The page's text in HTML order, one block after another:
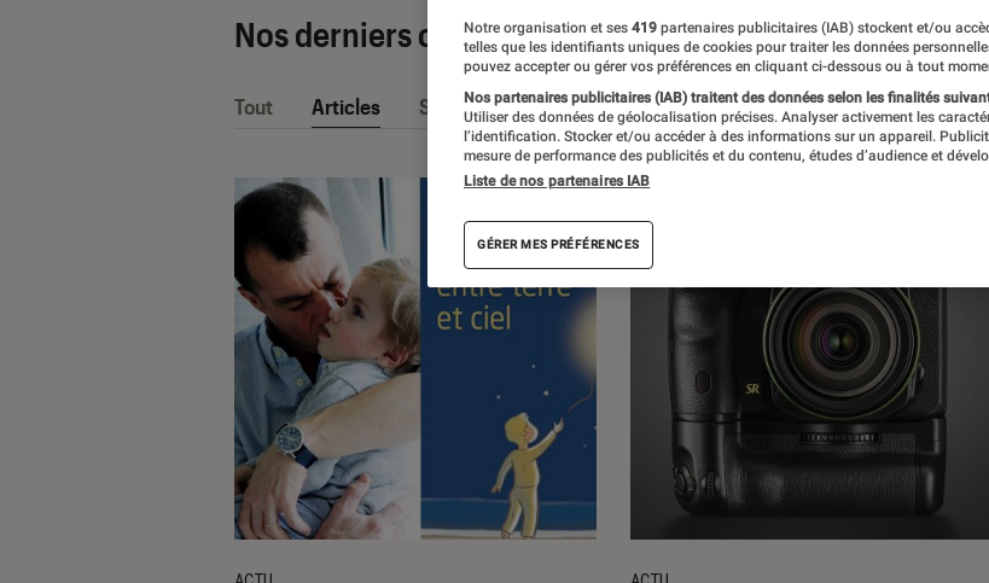
Nos derniers contenus
Tout Articles Sélections et guides Tests
Notre organisation et ses 419 partenaires publicitaires (IAB) stockent et/ou
telles que les identifiants uniques de cookies pour traiter les données
pouvez accepter ou gérer vos préférences en cliquant ci-dessous ou à tout
Nos partenaires publicitaires (IAB) traitent des données selon les finalités
Utiliser des données de géolocalisation précises. Analyser activement les
l’identification. Stocker et/ou accéder à des informations sur un appareil.
mesure de performance des publicités et du contenu, études d’audience et
Liste de nos partenaires IAB
GÉRER MES PRÉFÉRENCES